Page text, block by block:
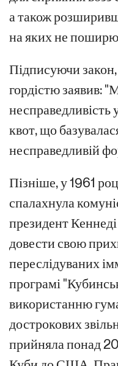
а також
на яких не
Підписуючи
гордістю заявив:
несправедливість
квот, що
несправедливій
Пізніше, у 1961
спалахнула
президент
довести свою
переслідуваних
програмі
використанню
дострокових
прийняла понад